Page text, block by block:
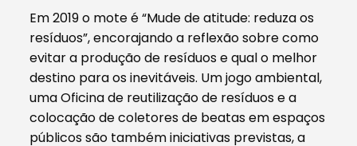
Em 2019 o mote é “Mude de atitude: reduza os
resíduos”, encorajando a reflexão sobre como
evitar a produção de resíduos e qual o melhor
destino para os inevitáveis. Um jogo ambiental,
uma Oficina de reutilização de resíduos e a
colocação de coletores de beatas em espaços
públicos são também iniciativas previstas, a